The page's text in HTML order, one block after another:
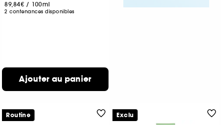
89,84€ / 100ml
2 contenances disponibles
Ajouter au panier
Routine Exclu